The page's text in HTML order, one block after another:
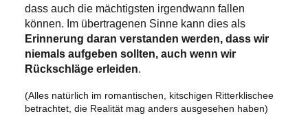
dass auch die mächtigsten irgendwann fallen
können. Im übertragenen Sinne kann dies als
Erinnerung daran verstanden werden, dass wir
niemals aufgeben sollten, auch wenn wir
Rückschläge erleiden.
(Alles natürlich im romantischen, kitschigen Ritterklischee
betrachtet, die Realität mag anders ausgesehen haben)